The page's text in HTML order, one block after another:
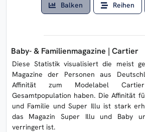
Balken Reihen
Baby- & Familienmagazine | Cartier
Diese Statistik visualisiert die meist
Magazine der Personen aus
Affinität zum Modelabel
Gesamtpopulation haben. Die Affinität
und Familie und Super Illu ist stark
das Magazin Super Illu und Baby
verringert ist.